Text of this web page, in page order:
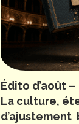
Édito d’août –
La culture,